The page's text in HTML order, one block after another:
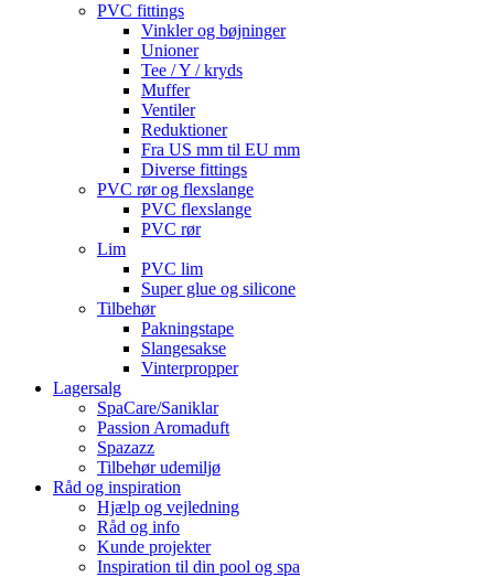
PVC fittings
Vinkler og bøjninger
Unioner
Tee / Y / kryds
Muffer
Ventiler
Reduktioner
Fra US mm til EU mm
Diverse fittings
PVC rør og flexslange
PVC flexslange
PVC rør
Lim
PVC lim
Super glue og silicone
Tilbehør
Pakningstape
Slangesakse
Vinterpropper
Lagersalg
SpaCare/Saniklar
Passion Aromaduft
Spazazz
Tilbehør udemiljø
Råd og inspiration
Hjælp og vejledning
Råd og info
Kunde projekter
Inspiration til din pool og spa